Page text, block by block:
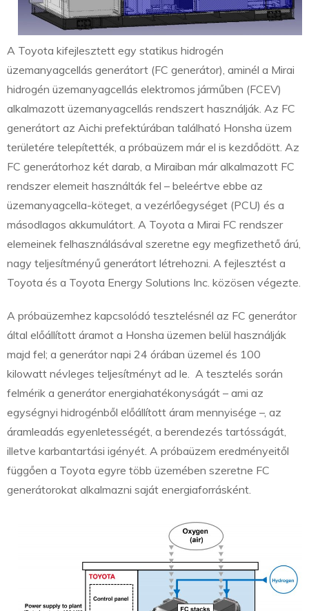
A Toyota kifejlesztett egy statikus hidrogén
üzemanyagcellás generátort (FC generátor), aminél a Mirai
hidrogén üzemanyagcellás elektromos járműben (FCEV)
alkalmazott üzemanyagcellás rendszert használják. Az FC
generátort az Aichi prefektúrában található Honsha üzem
területére telepítették, a próbaüzem már el is kezdődött. Az
FC generátorhoz két darab, a Miraiban már alkalmazott FC
rendszer elemeit használták fel – beleértve ebbe az
üzemanyagcella-köteget, a vezérlőegységet (PCU) és a
másodlagos akkumulátort. A Toyota a Mirai FC rendszer
elemeinek felhasználásával szeretne egy megfizethető árú,
nagy teljesítményű generátort létrehozni. A fejlesztést a
Toyota és a Toyota Energy Solutions Inc. közösen végezte.
A próbaüzemhez kapcsolódó tesztelésnél az FC generátor
által előállított áramot a Honsha üzemen belül használják
majd fel; a generátor napi 24 órában üzemel és 100
kilowatt névleges teljesítményt ad le. A tesztelés során
felmérik a generátor energiahatékonyságát – ami az
egységnyi hidrogénből előállított áram mennyisége –, az
áramleadás egyenletességét, a berendezés tartósságát,
illetve karbantartási igényét. A próbaüzem eredményeitől
függően a Toyota egyre több üzemében szeretne FC
generátorokat alkalmazni saját energiaforrásként.